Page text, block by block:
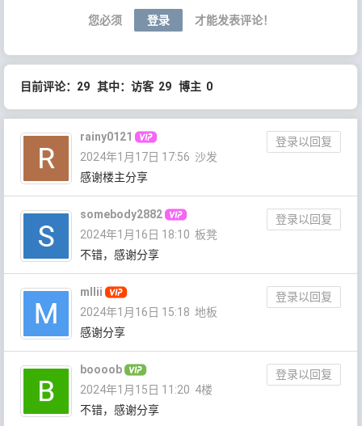
您必须 登录 才能发表评论！
目前评论：29 其中：访客 29 博主 0
rainy0121
登录以回复
2024年1月17日 17:56 沙发
感谢楼主分享
somebody2882
登录以回复
2024年1月16日 18:10 板凳
不错，感谢分享
mllii
登录以回复
2024年1月16日 15:18 地板
感谢分享
boooob
登录以回复
2024年1月15日 11:20 4楼
不错，感谢分享